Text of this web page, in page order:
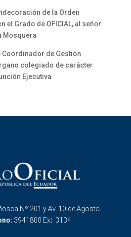
de la Orden
el Grado de OFICIAL, al señor
Mosquera
Coordinador de Gestión
colegiado de carácter
Ejecutiva
Nº 201 y Av. 10 de Agosto
3941800 Ext. 3134